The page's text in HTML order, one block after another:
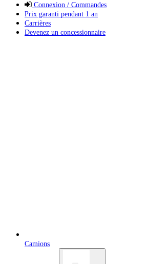
Connexion / Commandes
Prix garanti pendant 1 an
Carrières
Devenez un concessionnaire
Camions